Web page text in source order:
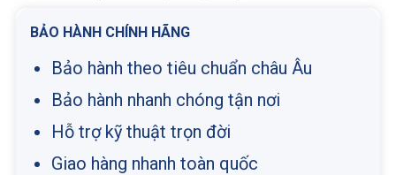
BẢO HÀNH CHÍNH HÃNG
Bảo hành theo tiêu chuẩn châu Âu
Bảo hành nhanh chóng tận nơi
Hỗ trợ kỹ thuật trọn đời
Giao hàng nhanh toàn quốc